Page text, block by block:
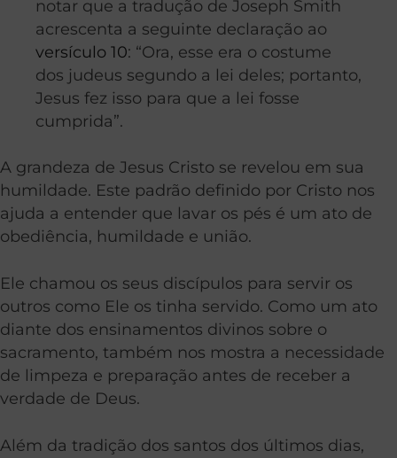
notar que a tradução de Joseph Smith
acrescenta a seguinte declaração ao
versículo 10: “Ora, esse era o costume
dos judeus segundo a lei deles; portanto,
Jesus fez isso para que a lei fosse
cumprida”.
A grandeza de Jesus Cristo se revelou em sua
humildade. Este padrão definido por Cristo nos
ajuda a entender que lavar os pés é um ato de
obediência, humildade e união.
Ele chamou os seus discípulos para servir os
outros como Ele os tinha servido. Como um ato
diante dos ensinamentos divinos sobre o
sacramento, também nos mostra a necessidade
de limpeza e preparação antes de receber a
verdade de Deus.
Além da tradição dos santos dos últimos dias,